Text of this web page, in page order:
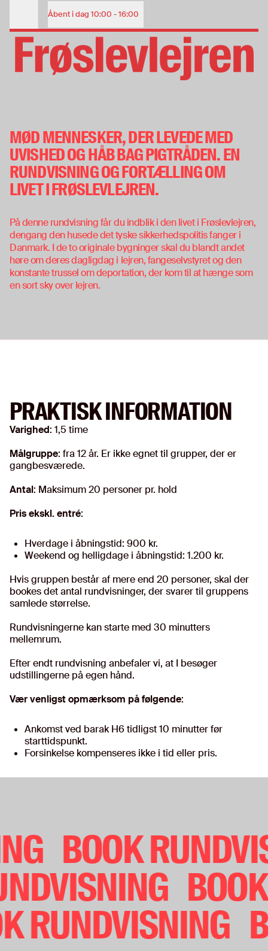
Fortællingen om Frøslevlejren | Privat rundvisning i
Åbent i dag 10:00 - 16:00
Åbningstider
ENTRÉBILLET
Voksen
85 DKK
Voksen (køb online)
76,5 DKK
Barn (under 18 år)
Gratis
Se åbningstider
Køb entré og årskort
Køb entré og årskort
FORTÆLLING OM
PRIVAT RUNDVISNING
31. jan. 2026 — 29. nov. 2026
MØD MENNESKER, DER LEVEDE MED
UVISHED OG HÅB BAG PIGTRÅDEN. EN
RUNDVISNING OG FORTÆLLING OM
LIVET I FRØSLEVLEJREN.
På denne rundvisning får du indblik i den livet i Frøslevlejren,
dengang den husede det tyske sikkerhedspolitis fanger i
Danmark. I de to originale bygninger skal du blandt andet
høre om deres dagligdag i lejren, fangeselvstyret og den
konstante trussel om deportation, der kom til at hænge som
en sort sky over lejren.
PRAKTISK INFORMATION
Varighed: 1,5 time
Målgruppe: fra 12 år. Er ikke egnet til grupper, der er
gangbesværede.
Antal: Maksimum 20 personer pr. hold
Pris ekskl. entré:
Hverdage i åbningstid: 900 kr.
Weekend og helligdage i åbningstid: 1.200 kr.
Hvis gruppen består af mere end 20 personer, skal der
bookes det antal rundvisninger, der svarer til gruppens
samlede størrelse.
Rundvisningerne kan starte med 30 minutters
mellemrum.
Efter endt rundvisning anbefaler vi, at I besøger
udstillingerne på egen hånd.
Vær venligst opmærksom påfølgende:
Ankomst ved barak H6 tidligst 10 minutter før
starttidspunkt.
Forsinkelse kompenseres ikke i tid eller pris.
BOOK
RUNDVISNING